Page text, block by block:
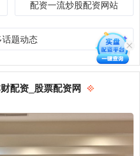
配资一流炒股配资网站
话题动态
配资_股票配资网